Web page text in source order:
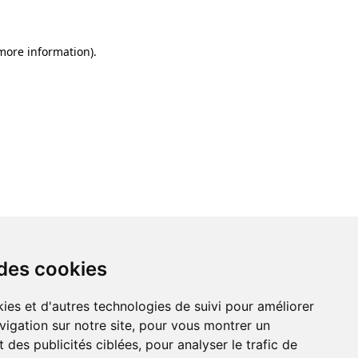
cookies
et d'autres technologies de suivi pour améliorer
sur notre site, pour vous montrer un
des publicités ciblées, pour analyser le trafic de
cookies
et d'autres technologies de suivi pour améliorer
sur notre site, pour vous montrer un
des publicités ciblées, pour analyser le trafic de
information).